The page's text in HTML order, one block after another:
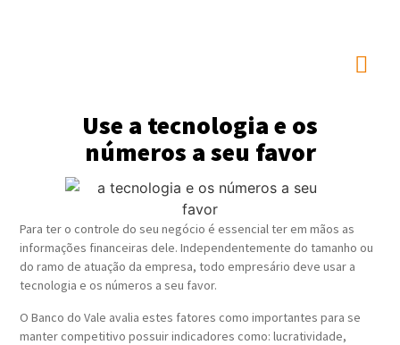
Use a tecnologia e os
números a seu favor
Para ter o controle do seu negócio é essencial ter em mãos as
informações financeiras dele. Independentemente do tamanho ou
do ramo de atuação da empresa, todo empresário deve usar a
tecnologia e os números a seu favor.
O Banco do Vale avalia estes fatores como importantes para se
manter competitivo possuir indicadores como: lucratividade,